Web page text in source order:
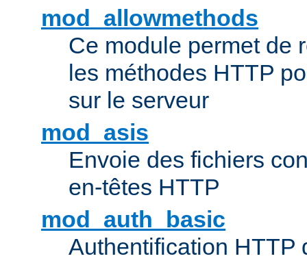
mod_allowmethods
Ce module permet de
les méthodes HTTP
sur le serveur
mod_asis
Envoie des fichiers
en-têtes HTTP
mod_auth_basic
Authentification HTTP